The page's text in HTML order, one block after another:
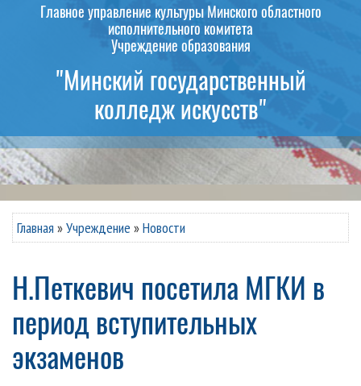
Главное управление культуры Минского областного
исполнительного комитета
Учреждение образования
"Минский государственный
колледж искусств"
Главная »Учреждение »Новости
Н.Петкевич посетила МГКИ в
период вступительных
экзаменов